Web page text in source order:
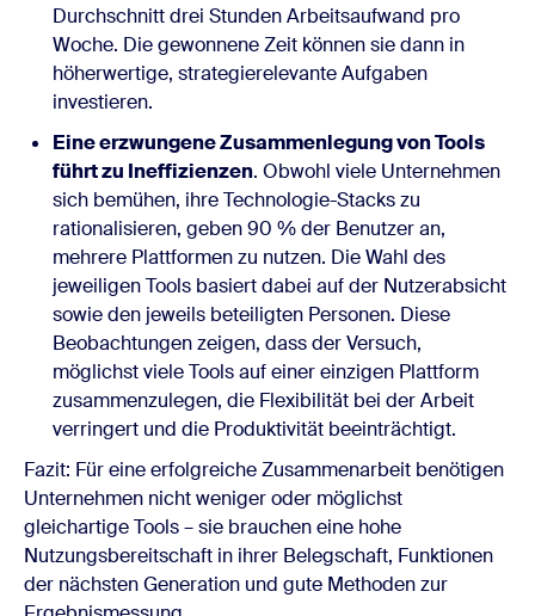
Durchschnitt drei Stunden Arbeitsaufwand pro
Woche. Die gewonnene Zeit können sie dann in
höherwertige, strategierelevante Aufgaben
investieren.
Eine erzwungene Zusammenlegung von Tools
führt zu Ineffizienzen. Obwohl viele Unternehmen
sich bemühen, ihre Technologie-Stacks zu
rationalisieren, geben 90 % der Benutzer an,
mehrere Plattformen zu nutzen. Die Wahl des
jeweiligen Tools basiert dabei auf der Nutzerabsicht
sowie den jeweils beteiligten Personen. Diese
Beobachtungen zeigen, dass der Versuch,
möglichst viele Tools auf einer einzigen Plattform
zusammenzulegen, die Flexibilität bei der Arbeit
verringert und die Produktivität beeinträchtigt.
Fazit: Für eine erfolgreiche Zusammenarbeit benötigen
Unternehmen nicht weniger oder möglichst
gleichartige Tools – sie brauchen eine hohe
Nutzungsbereitschaft in ihrer Belegschaft, Funktionen
der nächsten Generation und gute Methoden zur